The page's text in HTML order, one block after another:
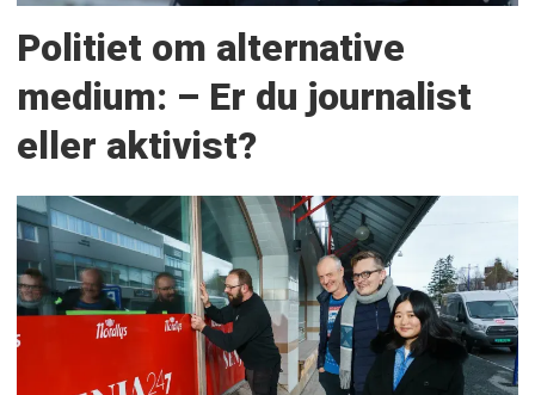
Politiet om alternative
medium: – Er du journalist
eller aktivist?